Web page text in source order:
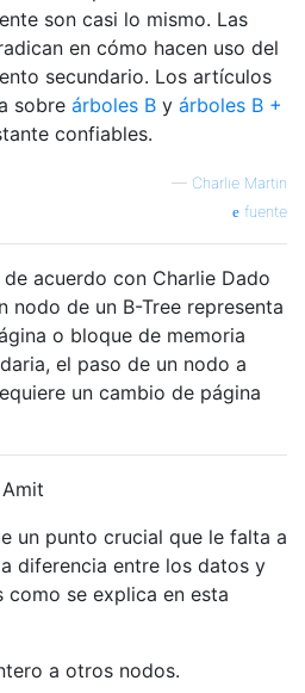
son casi lo mismo. Las
en cómo hacen uso del
secundario. Los artículos
sobre árboles B y árboles B +
confiables.
— Charlie Martin
fuente
de acuerdo con Charlie Dado
nodo de un B-Tree representa
o bloque de memoria
el paso de un nodo a
un cambio de página
un punto crucial que le falta a
diferencia entre los datos y
como se explica en esta
a otros nodos.